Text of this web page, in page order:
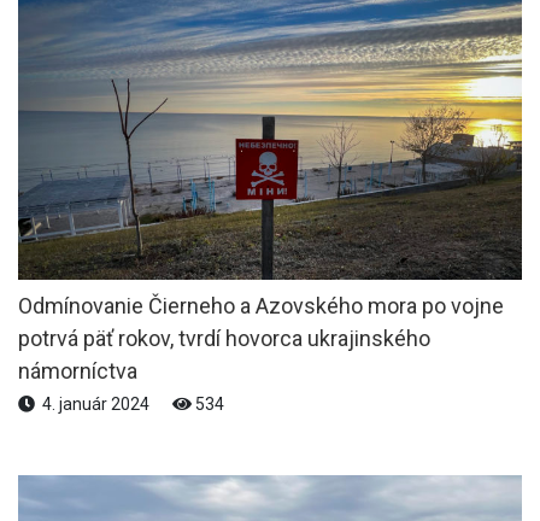
Odmínovanie Čierneho a Azovského mora po vojne
potrvá päť rokov, tvrdí hovorca ukrajinského
námorníctva
4. január 2024 534